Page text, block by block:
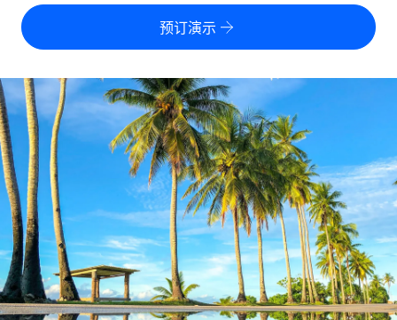
零实体成本实现全球扩张
全球合规聘用合同工
合同工管理
全球合同工入职与管理
外包复杂雇佣任务
基础设施
Remote Embedded
将人力资源无缝融入工作流程
美国各州浏览器
Remote 无惧对比
了解我们的竞争优势
成长阶段
初创企业
为成长型企业量身打造的全球敏捷型人力资源与薪资解决方案
中型市场
通过定制化人力资源解决方案扩展团队
工具与计算器
误分类风险计算工具
员工成本计算器
计算任何国家的员工总成本
合同工薪酬结算计算器
探索全球合同工的结算货币选项与结算速度
通过 REMOTE 学习
研究与指引
案例研究
定价
中文（简体）
English
Nederlands
Français
Deutsch
Español
登录
预订演示